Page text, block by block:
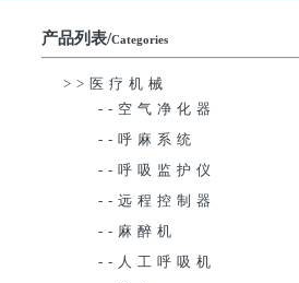
产品列表/Categories
>>医疗机械
--空气净化器
--呼麻系统
--呼吸监护仪
--远程控制器
--麻醉机
--人工呼吸机